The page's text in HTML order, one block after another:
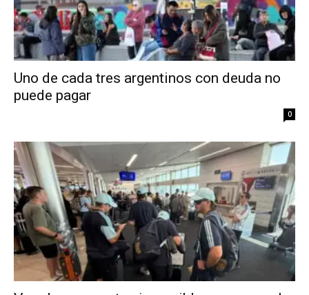
Uno de cada tres argentinos con deuda no
puede pagar
0